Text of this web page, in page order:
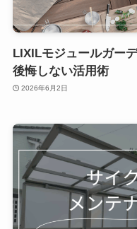
LIXILモジュールガー
後悔しない活用術
2026年6月2日